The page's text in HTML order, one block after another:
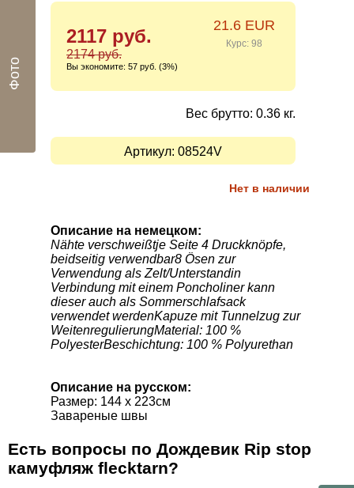
2117 руб.
2174 руб.
Вы экономите: 57 руб. (3%)
21.6 EUR
Курс: 98
Вес брутто: 0.36 кг.
Артикул: 08524V
Нет в наличии
Описание на немецком:
Nähte verschweißtje Seite 4 Druckknöpfe,
beidseitig verwendbar8 Ösen zur
Verwendung als Zelt/Unterstandin
Verbindung mit einem Poncholiner kann
dieser auch als Sommerschlafsack
verwendet werdenKapuze mit Tunnelzug zur
WeitenregulierungMaterial: 100 %
PolyesterBeschichtung: 100 % Polyurethan
Описание на русском:
Размер: 144 x 223см
Завареные швы
Есть вопросы по Дождевик Rip stop
камуфляж flecktarn?
Фото